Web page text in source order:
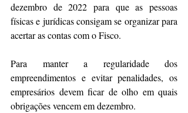
dezembro de 2022 para que as pessoas
físicas e jurídicas consigam se organizar para
acertar as contas com o Fisco.
Para manter a regularidade dos
empreendimentos e evitar penalidades, os
empresários devem ficar de olho em quais
obrigações vencem em dezembro.